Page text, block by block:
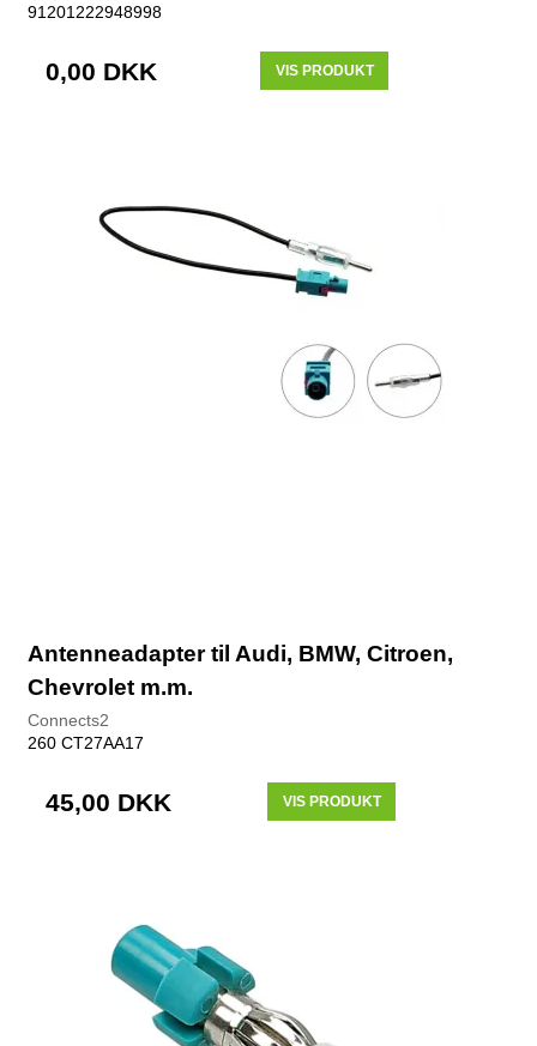
91201222948998
0,00 DKK VIS PRODUKT
Antenneadapter til Audi, BMW, Citroen,
Chevrolet m.m.
Connects2
260 CT27AA17
45,00 DKK VIS PRODUKT